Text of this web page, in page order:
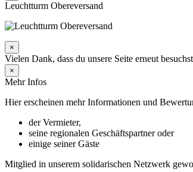
Leuchtturm Obereversand
×
Vielen Dank, dass du unsere Seite erneut
×
Mehr Infos
Hier erscheinen mehr Informationen und
der Vermieter,
seine regionalen Geschäftspartner oder
einige seiner Gäste
Mitglied in unserem solidarischen Netzwerk